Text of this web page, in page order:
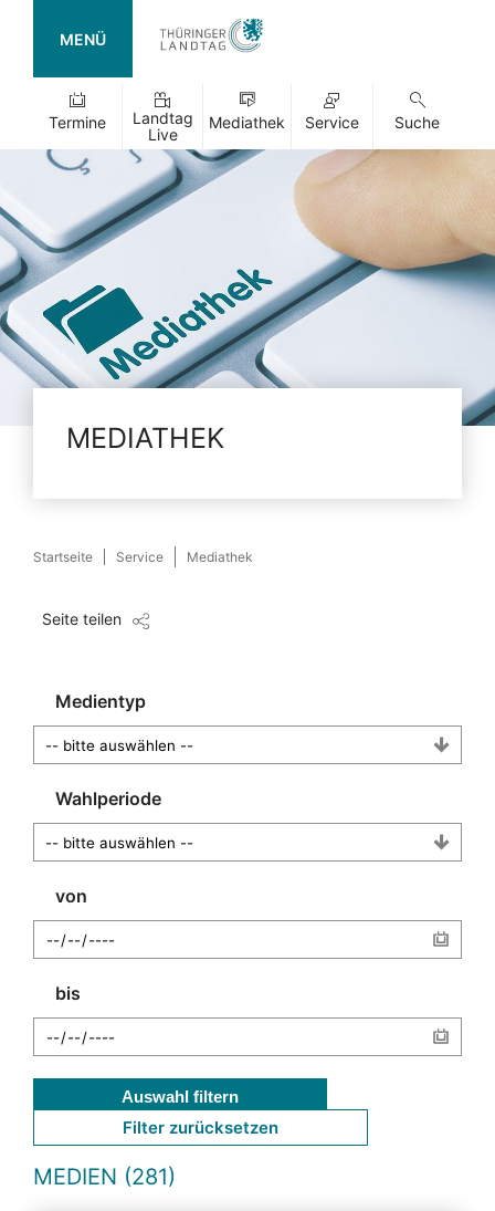
MENÜ
Termine
Landtag
Live
Mediathek Service Suche
MEDIATHEK
Startseite Service Mediathek
Seite teilen
Medientyp
Wahlperiode
von
bis
Auswahl filtern
Filter zurücksetzen
MEDIEN (281)